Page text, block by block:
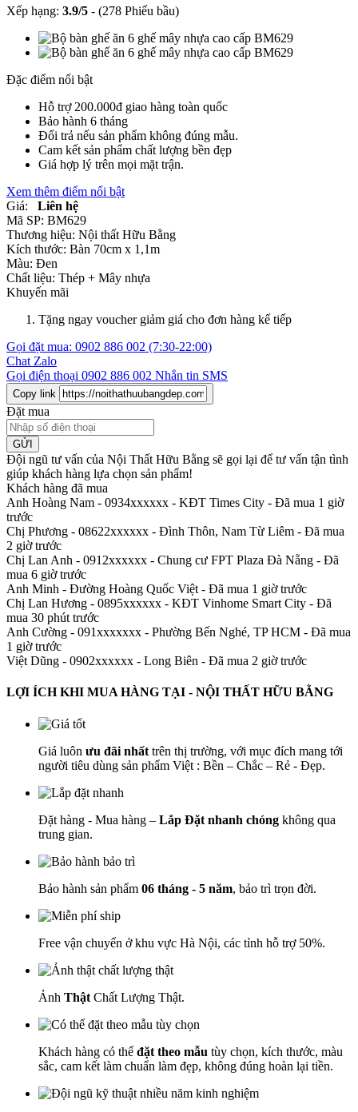
Xếp hạng: 3.9/5 - (278 Phiếu bầu)
Đặc điểm nổi bật
Hỗ trợ 200.000đ giao hàng toàn quốc
Bảo hành 6 tháng
Đổi trả nếu sản phẩm không đúng mẫu.
Cam kết sản phẩm chất lượng bền đẹp
Giá hợp lý trên mọi mặt trận.
Xem thêm điểm nổi bật
Giá:
Liên hệ
Mã SP: BM629
Thương hiệu: Nội thất Hữu Bằng
Kích thước: Bàn 70cm x 1,1m
Màu: Đen
Chất liệu: Thép + Mây nhựa
Khuyến mãi
Tặng ngay voucher giảm giá cho đơn hàng kế tiếp
Gọi đặt mua: 0902 886 002 (7:30-22:00)
Chat Zalo
Gọi điện thoại 0902 886 002 Nhắn tin SMS
Copy link
Đặt mua
GỬI
Đội ngũ tư vấn của Nội Thất Hữu Bằng sẽ gọi lại để tư vấn tận tình
giúp khách hàng lựa chọn sản phẩm!
Khách hàng đã mua
Anh Hoàng Nam - 0934xxxxxx - KĐT Times City - Đã mua 1 giờ
trước
Chị Phương - 08622xxxxxx - Đình Thôn, Nam Từ Liêm - Đã mua
2 giờ trước
Chị Lan Anh - 0912xxxxxx - Chung cư FPT Plaza Đà Nẵng - Đã
mua 6 giờ trước
Anh Minh - Đường Hoàng Quốc Việt - Đã mua 1 giờ trước
Chị Lan Hương - 0895xxxxxx - KĐT Vinhome Smart City - Đã
mua 30 phút trước
Anh Cường - 091xxxxxxx - Phường Bến Nghé, TP HCM - Đã mua
1 giờ trước
Việt Dũng - 0902xxxxxx - Long Biên - Đã mua 2 giờ trước
LỢI ÍCH KHI MUA HÀNG TẠI - NỘI THẤT HỮU BẰNG
Giá luôn ưu đãi nhất trên thị trường, với mục đích mang tới
người tiêu dùng sản phẩm Việt : Bền – Chắc – Rẻ - Đẹp.
Đặt hàng - Mua hàng – Lắp Đặt nhanh chóng không qua
trung gian.
Bảo hành sản phẩm 06 tháng - 5 năm, bảo trì trọn đời.
Free vận chuyển ở khu vực Hà Nội, các tỉnh hỗ trợ 50%.
Ảnh Thật Chất Lượng Thật.
Khách hàng có thể đặt theo mẫu tùy chọn, kích thước, màu
sắc, cam kết làm chuẩn làm đẹp, không đúng hoàn lại tiền.